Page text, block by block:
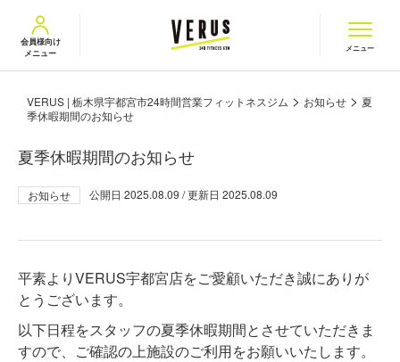
VERUS ヴェルス
会員様向け
メニュー
メニュー
VERUS | 栃木県宇都宮市24時間営業フィットネスジム > お知らせ > 夏
季休暇期間のお知らせ
夏季休暇期間のお知らせ
お知らせ 公開日 2025.08.09 / 更新日 2025.08.09
平素よりVERUS宇都宮店をご愛顧いただき誠にありが
とうございます。
以下日程をスタッフの夏季休暇期間とさせていただきま
すので、ご確認の上施設のご利用をお願いいたします。